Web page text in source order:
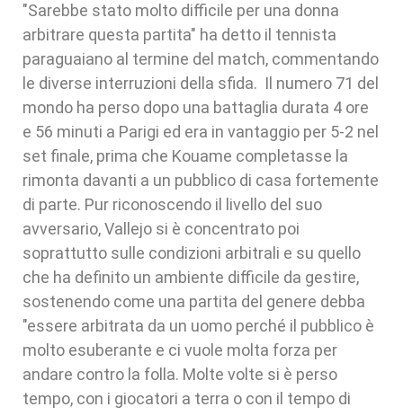
"Sarebbe stato molto difficile per una donna
arbitrare questa partita" ha detto il tennista
paraguaiano al termine del match, commentando
le diverse interruzioni della sfida. Il numero 71 del
mondo ha perso dopo una battaglia durata 4 ore
e 56 minuti a Parigi ed era in vantaggio per 5-2 nel
set finale, prima che Kouame completasse la
rimonta davanti a un pubblico di casa fortemente
di parte. Pur riconoscendo il livello del suo
avversario, Vallejo si è concentrato poi
soprattutto sulle condizioni arbitrali e su quello
che ha definito un ambiente difficile da gestire,
sostenendo come una partita del genere debba
"essere arbitrata da un uomo perché il pubblico è
molto esuberante e ci vuole molta forza per
andare contro la folla. Molte volte si è perso
tempo, con i giocatori a terra o con il tempo di